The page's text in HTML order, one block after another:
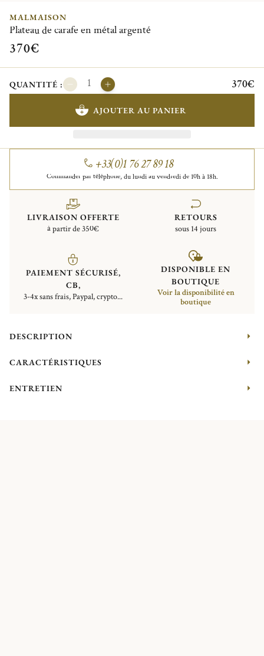
MALMAISON
Plateau de carafe en métal argenté
370€
QUANTITÉ : 370€
AJOUTER AU PANIER
+33(0)1 76 27 89 18
Commander par téléphone, du lundi au vendredi de 10h à 18h.
LIVRAISON OFFERTE
à partir de 350€
RETOURS
sous 14 jours
PAIEMENT SÉCURISÉ,
CB,
3-4x sans frais, Paypal, crypto...
DISPONIBLE EN
BOUTIQUE
Voir la disponibilité en
boutique
DESCRIPTION
CARACTÉRISTIQUES
ENTRETIEN